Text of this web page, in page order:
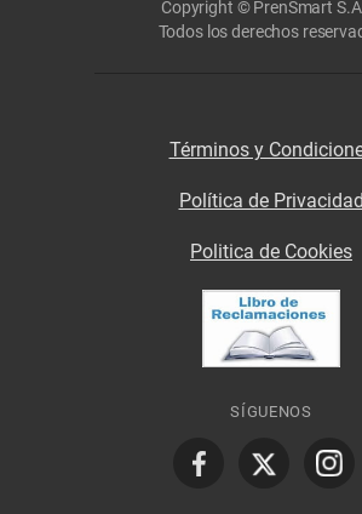
Copyright © PrenSmart
Todos los derechos
Términos y
Política de Privacidad
Politica de Cookies
SÍGUENOS